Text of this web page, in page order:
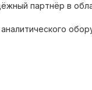
партнёр в